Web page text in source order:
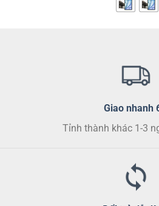
này
Các
tùy
có
được
trang
sản
Giao nhanh
Tỉnh thành khác 1-3